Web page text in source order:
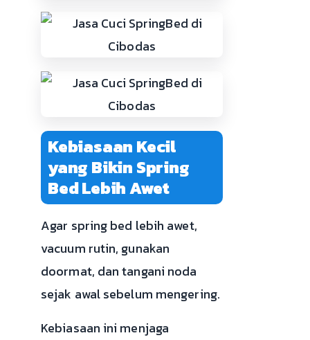
Kebiasaan Kecil
yang Bikin Spring
Bed Lebih Awet
Agar spring bed lebih awet,
vacuum rutin, gunakan
doormat, dan tangani noda
sejak awal sebelum mengering.
Kebiasaan ini menjaga